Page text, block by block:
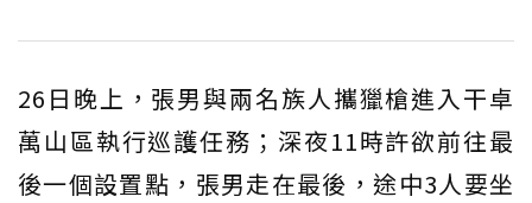
26日晚上，張男與兩名族人攜獵槍進入干卓
萬山區執行巡護任務；深夜11時許欲前往最
後一個設置點，張男走在最後，途中3人要坐